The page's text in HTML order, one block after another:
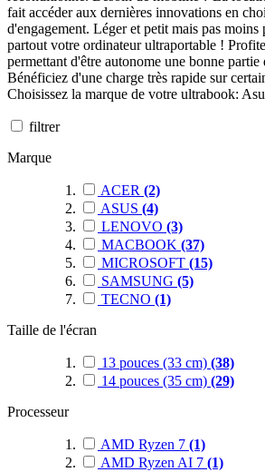
fait accéder aux dernières innovations en
d'engagement. Léger et petit mais pas moins
partout votre ordinateur ultraportable !
permettant d'être autonome une bonne partie
Bénéficiez d'une charge très rapide sur
Choisissez la marque de votre ultrabook:
filtrer
Marque
ACER (2)
ASUS (4)
LENOVO (3)
MACBOOK (37)
MICROSOFT (15)
SAMSUNG (5)
TECNO (1)
Taille de l'écran
13 pouces (33 cm) (38)
14 pouces (35 cm) (29)
Processeur
AMD Ryzen 7 (1)
AMD Ryzen AI 7 (1)